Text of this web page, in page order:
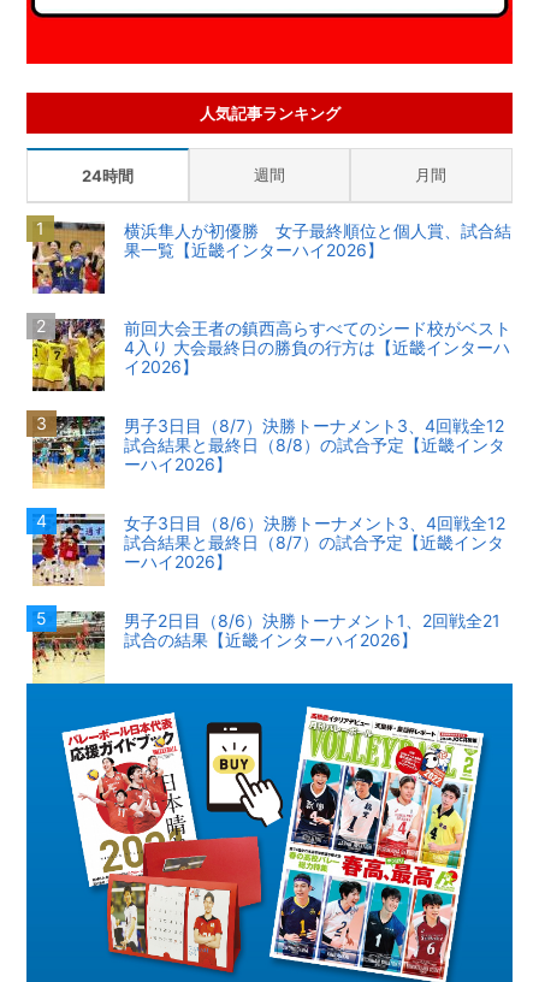
人気記事ランキング
24時間 週間 月間
横浜隼人が初優勝 女子最終順位と個人賞、試合結
果一覧【近畿インターハイ2026】
前回大会王者の鎮西高らすべてのシード校がベスト
4入り 大会最終日の勝負の行方は【近畿インターハ
イ2026】
男子3日目（8/7）決勝トーナメント3、4回戦全12
試合結果と最終日（8/8）の試合予定【近畿インタ
ーハイ2026】
女子3日目（8/6）決勝トーナメント3、4回戦全12
試合結果と最終日（8/7）の試合予定【近畿インタ
ーハイ2026】
男子2日目（8/6）決勝トーナメント1、2回戦全21
試合の結果【近畿インターハイ2026】